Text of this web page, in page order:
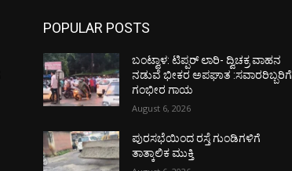
POPULAR POSTS
ಬಂಟ್ವಾಳ: ಟಿಪ್ಪರ್ ಲಾರಿ- ದ್ವಿಚಕ್ರ ವಾಹನ
ನಡುವೆ ಭೀಕರ ಅಪಘಾತ :ಸವಾರರಿಬ್ಬರಿಗೆ
ಗಂಭೀರ ಗಾಯ
August 6, 2026
ಪುರಸಭೆಯಿಂದ ರಸ್ತೆ ಗುಂಡಿಗಳಿಗೆ
ತಾತ್ಕಾಲಿಕ ಮುಕ್ತಿ